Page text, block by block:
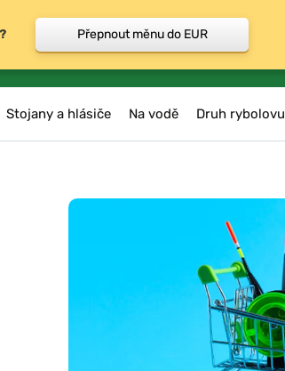
Stojany a hlásiče Na vodě Druh rybolovu
Přepnout měnu do EUR